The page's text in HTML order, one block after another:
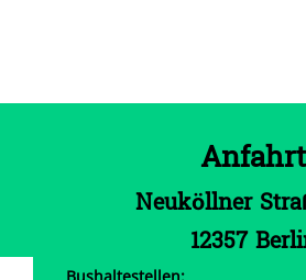
Anfahrt
Neuköllner
12357